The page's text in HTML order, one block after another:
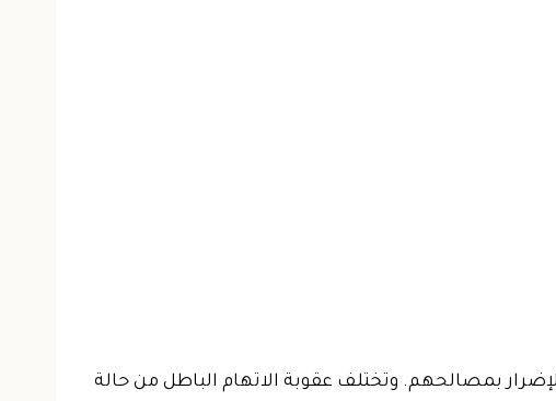
بمصالحهم. وتختلف عقوبة الاتهام الباطل من حالة